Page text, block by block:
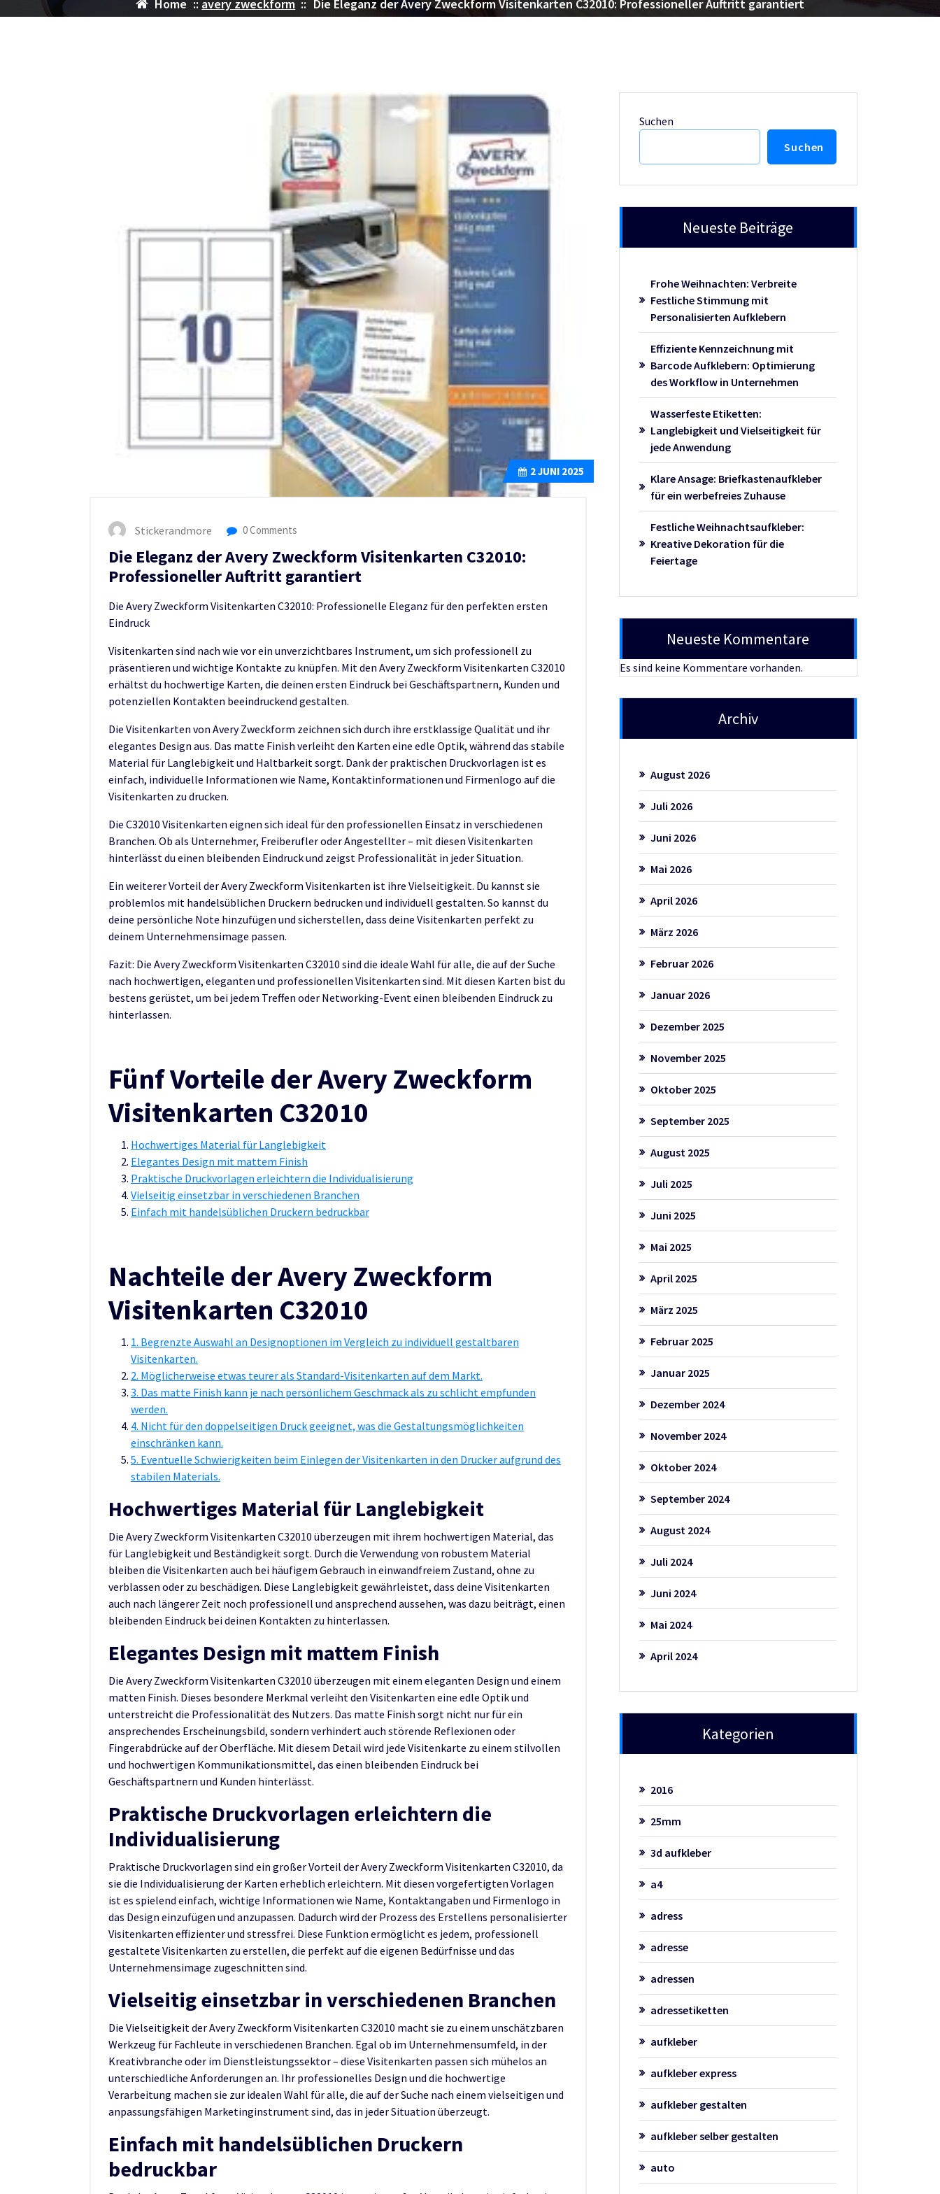
Home :: avery zweckform :: Die Eleganz der Avery Zweckform Visitenkarten C32010: Professioneller Auftritt garantiert
2JUNI 2025
Stickerandmore 0 Comments
Die Eleganz der Avery Zweckform Visitenkarten C32010:
Professioneller Auftritt garantiert
Die Avery Zweckform Visitenkarten C32010: Professionelle Eleganz für den perfekten ersten
Eindruck
Visitenkarten sind nach wie vor ein unverzichtbares Instrument, um sich professionell zu
präsentieren und wichtige Kontakte zu knüpfen. Mit den Avery Zweckform Visitenkarten C32010
erhältst du hochwertige Karten, die deinen ersten Eindruck bei Geschäftspartnern, Kunden und
potenziellen Kontakten beeindruckend gestalten.
Die Visitenkarten von Avery Zweckform zeichnen sich durch ihre erstklassige Qualität und ihr
elegantes Design aus. Das matte Finish verleiht den Karten eine edle Optik, während das stabile
Material für Langlebigkeit und Haltbarkeit sorgt. Dank der praktischen Druckvorlagen ist es
einfach, individuelle Informationen wie Name, Kontaktinformationen und Firmenlogo auf die
Visitenkarten zu drucken.
Die C32010 Visitenkarten eignen sich ideal für den professionellen Einsatz in verschiedenen
Branchen. Ob als Unternehmer, Freiberufler oder Angestellter – mit diesen Visitenkarten
hinterlässt du einen bleibenden Eindruck und zeigst Professionalität in jeder Situation.
Ein weiterer Vorteil der Avery Zweckform Visitenkarten ist ihre Vielseitigkeit. Du kannst sie
problemlos mit handelsüblichen Druckern bedrucken und individuell gestalten. So kannst du
deine persönliche Note hinzufügen und sicherstellen, dass deine Visitenkarten perfekt zu
deinem Unternehmensimage passen.
Fazit: Die Avery Zweckform Visitenkarten C32010 sind die ideale Wahl für alle, die auf der Suche
nach hochwertigen, eleganten und professionellen Visitenkarten sind. Mit diesen Karten bist du
bestens gerüstet, um bei jedem Treffen oder Networking-Event einen bleibenden Eindruck zu
hinterlassen.
Fünf Vorteile der Avery Zweckform
Visitenkarten C32010
Hochwertiges Material für Langlebigkeit
Elegantes Design mit mattem Finish
Praktische Druckvorlagen erleichtern die Individualisierung
Vielseitig einsetzbar in verschiedenen Branchen
Einfach mit handelsüblichen Druckern bedruckbar
Nachteile der Avery Zweckform
Visitenkarten C32010
1. Begrenzte Auswahl an Designoptionen im Vergleich zu individuell gestaltbaren
Visitenkarten.
2. Möglicherweise etwas teurer als Standard-Visitenkarten auf dem Markt.
3. Das matte Finish kann je nach persönlichem Geschmack als zu schlicht empfunden
werden.
4. Nicht für den doppelseitigen Druck geeignet, was die Gestaltungsmöglichkeiten
einschränken kann.
5. Eventuelle Schwierigkeiten beim Einlegen der Visitenkarten in den Drucker aufgrund des
stabilen Materials.
Hochwertiges Material für Langlebigkeit
Die Avery Zweckform Visitenkarten C32010 überzeugen mit ihrem hochwertigen Material, das
für Langlebigkeit und Beständigkeit sorgt. Durch die Verwendung von robustem Material
bleiben die Visitenkarten auch bei häufigem Gebrauch in einwandfreiem Zustand, ohne zu
verblassen oder zu beschädigen. Diese Langlebigkeit gewährleistet, dass deine Visitenkarten
auch nach längerer Zeit noch professionell und ansprechend aussehen, was dazu beiträgt, einen
bleibenden Eindruck bei deinen Kontakten zu hinterlassen.
Elegantes Design mit mattem Finish
Die Avery Zweckform Visitenkarten C32010 überzeugen mit einem eleganten Design und einem
matten Finish. Dieses besondere Merkmal verleiht den Visitenkarten eine edle Optik und
unterstreicht die Professionalität des Nutzers. Das matte Finish sorgt nicht nur für ein
ansprechendes Erscheinungsbild, sondern verhindert auch störende Reflexionen oder
Fingerabdrücke auf der Oberfläche. Mit diesem Detail wird jede Visitenkarte zu einem stilvollen
und hochwertigen Kommunikationsmittel, das einen bleibenden Eindruck bei
Geschäftspartnern und Kunden hinterlässt.
Praktische Druckvorlagen erleichtern die
Individualisierung
Praktische Druckvorlagen sind ein großer Vorteil der Avery Zweckform Visitenkarten C32010, da
sie die Individualisierung der Karten erheblich erleichtern. Mit diesen vorgefertigten Vorlagen
ist es spielend einfach, wichtige Informationen wie Name, Kontaktangaben und Firmenlogo in
das Design einzufügen und anzupassen. Dadurch wird der Prozess des Erstellens personalisierter
Visitenkarten effizienter und stressfrei. Diese Funktion ermöglicht es jedem, professionell
gestaltete Visitenkarten zu erstellen, die perfekt auf die eigenen Bedürfnisse und das
Unternehmensimage zugeschnitten sind.
Vielseitig einsetzbar in verschiedenen Branchen
Die Vielseitigkeit der Avery Zweckform Visitenkarten C32010 macht sie zu einem unschätzbaren
Werkzeug für Fachleute in verschiedenen Branchen. Egal ob im Unternehmensumfeld, in der
Kreativbranche oder im Dienstleistungssektor – diese Visitenkarten passen sich mühelos an
unterschiedliche Anforderungen an. Ihr professionelles Design und die hochwertige
Verarbeitung machen sie zur idealen Wahl für alle, die auf der Suche nach einem vielseitigen und
anpassungsfähigen Marketinginstrument sind, das in jeder Situation überzeugt.
Einfach mit handelsüblichen Druckern
bedruckbar
Suchen
Suchen
Neueste Beiträge
Frohe Weihnachten: Verbreite
Festliche Stimmung mit
Personalisierten Aufklebern
Effiziente Kennzeichnung mit
Barcode Aufklebern: Optimierung
des Workflow in Unternehmen
Wasserfeste Etiketten:
Langlebigkeit und Vielseitigkeit für
jede Anwendung
Klare Ansage: Briefkastenaufkleber
für ein werbefreies Zuhause
Festliche Weihnachtsaufkleber:
Kreative Dekoration für die
Feiertage
Neueste Kommentare
Es sind keine Kommentare vorhanden.
Archiv
August 2026
Juli 2026
Juni 2026
Mai 2026
April 2026
März 2026
Februar 2026
Januar 2026
Dezember 2025
November 2025
Oktober 2025
September 2025
August 2025
Juli 2025
Juni 2025
Mai 2025
April 2025
März 2025
Februar 2025
Januar 2025
Dezember 2024
November 2024
Oktober 2024
September 2024
August 2024
Juli 2024
Juni 2024
Mai 2024
April 2024
Kategorien
2016
25mm
3d aufkleber
a4
adress
adresse
adressen
adressetiketten
aufkleber
aufkleber express
aufkleber gestalten
aufkleber selber gestalten
auto